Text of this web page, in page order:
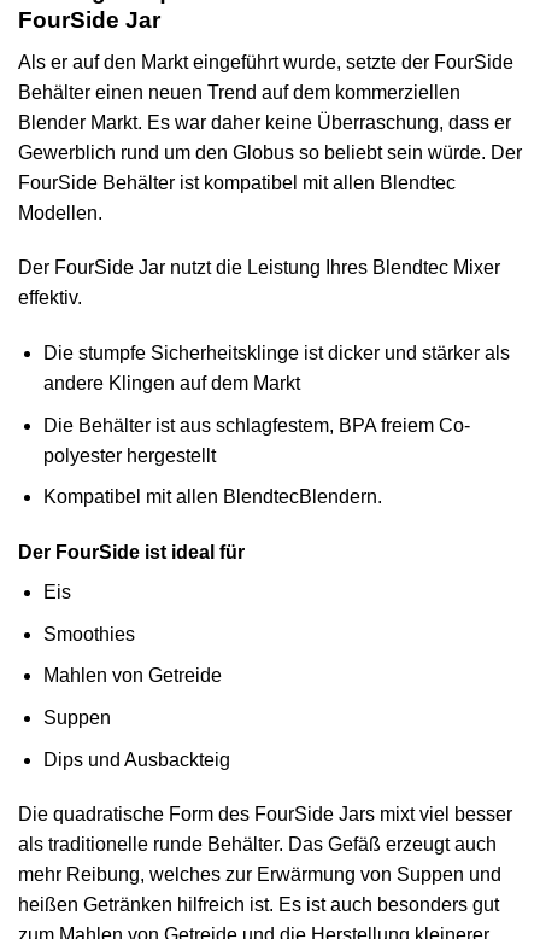
FourSide Jar
Als er auf den Markt eingeführt wurde, setzte der FourSide
Behälter einen neuen Trend auf dem kommerziellen
Blender Markt. Es war daher keine Überraschung, dass er
Gewerblich rund um den Globus so beliebt sein würde. Der
FourSide Behälter ist kompatibel mit allen Blendtec
Modellen.
Der FourSide Jar nutzt die Leistung Ihres Blendtec Mixer
effektiv.
Die stumpfe Sicherheitsklinge ist dicker und stärker als
andere Klingen auf dem Markt
Die Behälter ist aus schlagfestem, BPA freiem Co-
polyester hergestellt
Kompatibel mit allen BlendtecBlendern.
Der FourSide ist ideal für
Eis
Smoothies
Mahlen von Getreide
Suppen
Dips und Ausbackteig
Die quadratische Form des FourSide Jars mixt viel besser
als traditionelle runde Behälter. Das Gefäß erzeugt auch
mehr Reibung, welches zur Erwärmung von Suppen und
heißen Getränken hilfreich ist. Es ist auch besonders gut